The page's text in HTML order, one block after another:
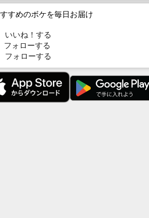
すめのボケを毎日お届け
いいね！する
ォローする
フォローする